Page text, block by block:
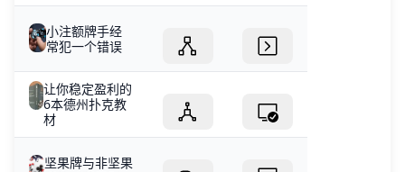
小注额牌手经
常犯一个错误
让你稳定盈利的
6本德州扑克教
材
坚果牌与非坚果